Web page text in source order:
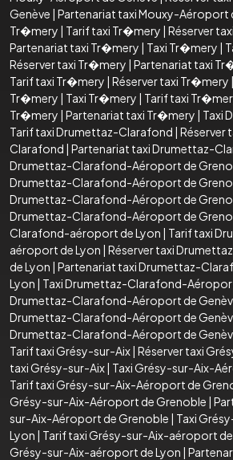
Genève | Partenariat taxi Mouxy-Aéroport
Tr�mery | Tarif taxi Tr�mery | Réserver
Partenariat taxi Tr�mery | Taxi Tr�mery |
Réserver taxi Tr�mery | Partenariat taxi
Tarif taxi Tr�mery | Réserver taxi Tr�mery |
Tr�mery | Taxi Tr�mery | Tarif taxi
Tr�mery | Partenariat taxi Tr�mery | Taxi
Tarif taxi Drumettaz-Clarafond | Réserver
Clarafond | Partenariat taxi Drumettaz-
Drumettaz-Clarafond-Aéroport de
Drumettaz-Clarafond-Aéroport de
Drumettaz-Clarafond-Aéroport de
Drumettaz-Clarafond-Aéroport de
Clarafond-aéroport de Lyon | Tarif taxi
aéroport de Lyon | Réserver taxi
de Lyon | Partenariat taxi Drumettaz-
Lyon | Taxi Drumettaz-Clarafond-
Drumettaz-Clarafond-Aéroport de
Drumettaz-Clarafond-Aéroport de
Drumettaz-Clarafond-Aéroport de
Tarif taxi Grésy-sur-Aix| Réserver taxi
taxi Grésy-sur-Aix| Taxi Grésy-sur-Aix-
Tarif taxi Grésy-sur-Aix-Aéroport de
Grésy-sur-Aix-Aéroport de Grenoble |
sur-Aix-Aéroport de Grenoble | Taxi
Lyon | Tarif taxi Grésy-sur-Aix-aéroport
Grésy-sur-Aix-aéroport de Lyon |